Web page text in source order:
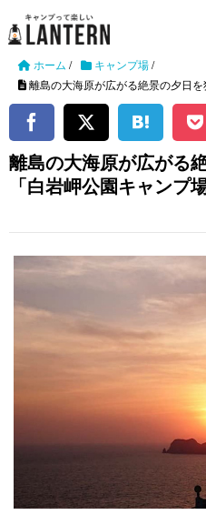
ホーム / キャンプ場/
離島の大海原が広がる絶景の夕日
離島の大海原が広がる
「白岩岬公園キャンプ場